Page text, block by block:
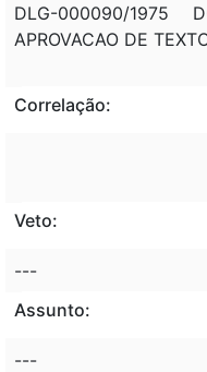
DLG-000090/1975
APROVACAO DE
Correlação:
Veto:
---
Assunto:
---